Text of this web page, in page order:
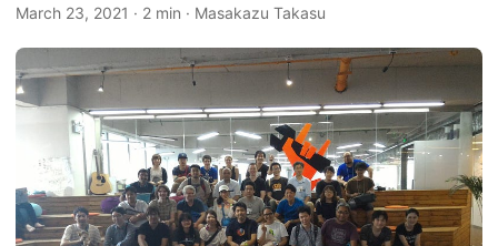
March 23, 2021 · 2 min · Masakazu Takasu